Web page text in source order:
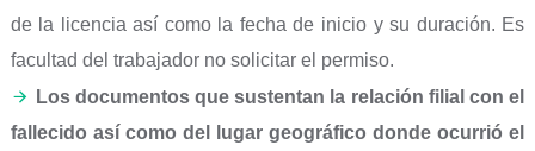
de la licencia así como la fecha de inicio y su duración. Es
facultad del trabajador no solicitar el permiso.
Los documentos que sustentan la relación filial con el
fallecido así como del lugar geográfico donde ocurrió el